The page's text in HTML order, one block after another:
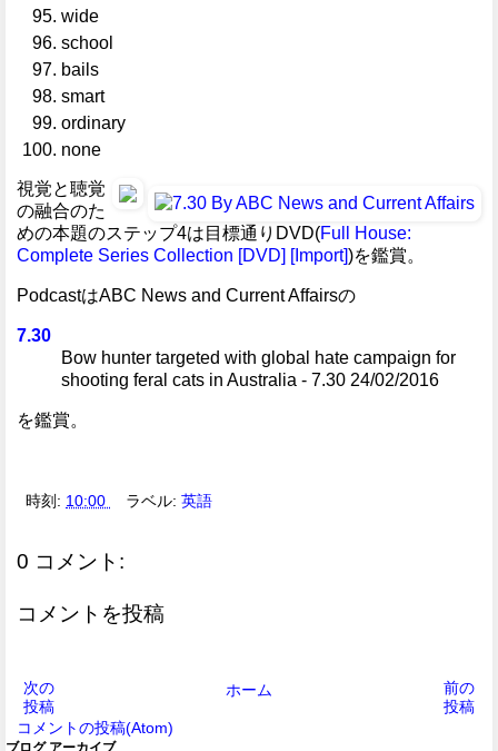
wide
school
bails
smart
ordinary
none
視覚と聴覚
の融合のた
めの本題のステップ4は目標通りDVD(Full House:
Complete Series Collection [DVD] [Import])を鑑賞。
PodcastはABC News and Current Affairsの
7.30
Bow hunter targeted with global hate campaign for
shooting feral cats in Australia - 7.30 24/02/2016
を鑑賞。
時刻: 10:00 ラベル:英語
0 コメント:
コメントを投稿
次の
投稿
前の
投稿
ホーム
コメントの投稿(Atom)
ブログ アーカイブ